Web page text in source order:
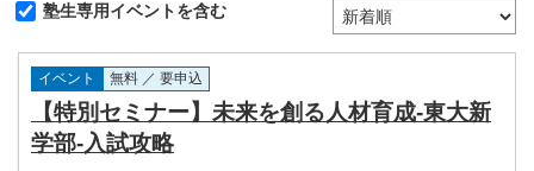
塾生専用イベントを含む
イベント 無料 ／ 要申込
【特別セミナー】未来を創る人材育成-東大新
学部-入試攻略